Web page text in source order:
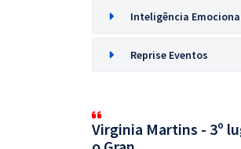
Inteligência
Reprise Eventos
Virginia Martins - 3º